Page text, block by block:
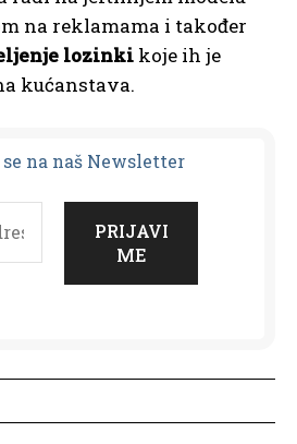
na reklamama i također
lozinki koje ih je
kućanstava.
se na naš Newsletter